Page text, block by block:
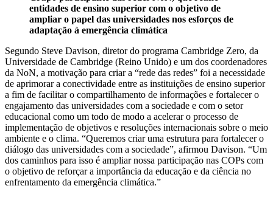
entidades de ensino superior com o objetivo de
ampliar o papel das universidades nos esforços de
adaptação à emergência climática
Segundo Steve Davison, diretor do programa Cambridge Zero, da
Universidade de Cambridge (Reino Unido) e um dos coordenadores
da NoN, a motivação para criar a “rede das redes” foi a necessidade
de aprimorar a conectividade entre as instituições de ensino superior
a fim de facilitar o compartilhamento de informações e fortalecer o
engajamento das universidades com a sociedade e com o setor
educacional como um todo de modo a acelerar o processo de
implementação de objetivos e resoluções internacionais sobre o meio
ambiente e o clima. “Queremos criar uma estrutura para fortalecer o
diálogo das universidades com a sociedade”, afirmou Davison. “Um
dos caminhos para isso é ampliar nossa participação nas COPs com
o objetivo de reforçar a importância da educação e da ciência no
enfrentamento da emergência climática.”